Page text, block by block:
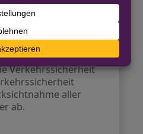
keine
Polizei hat
weiterhin
im
um das
Verkehrssicherheit
aller
ab.